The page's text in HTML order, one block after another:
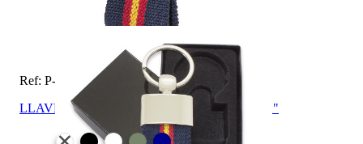
Ref: P-015-MA
LLAVERO CINTURON BANDERA "DEREX"